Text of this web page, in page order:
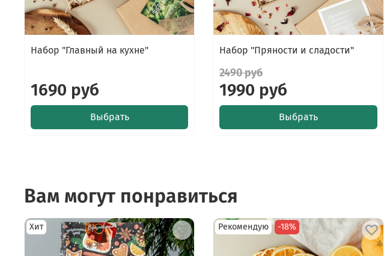
Набор "Главный на кухне"
1690 руб
Выбрать
Набор "Пряности и сладости"
2490 руб
1990 руб
Выбрать
Вам могут понравиться
Хит Рекомендую -18%